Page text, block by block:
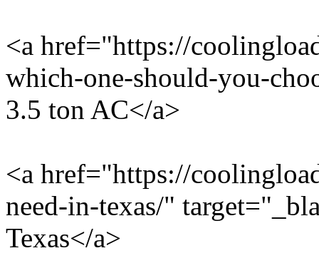
<a href="https://
which-one-should-you-
3.5 ton AC</a>
<a href="https://
need-in-texas/"
Texas</a>